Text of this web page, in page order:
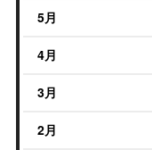
5月
4月
3月
2月